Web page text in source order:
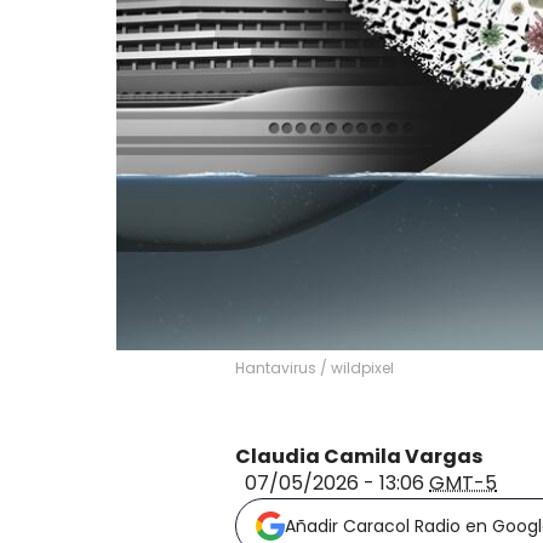
Hantavirus / wildpixel
Claudia Camila Vargas
07/05/2026 - 13:06 GMT-5
Añadir Caracol Radio en